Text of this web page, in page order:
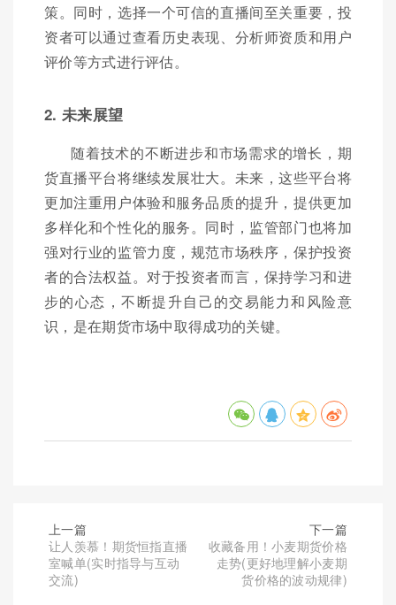
策。同时，选择一个可信的直播间至关重要，投
资者可以通过查看历史表现、分析师资质和用户
评价等方式进行评估。
2. 未来展望
随着技术的不断进步和市场需求的增长，期
货直播平台将继续发展壮大。未来，这些平台将
更加注重用户体验和服务品质的提升，提供更加
多样化和个性化的服务。同时，监管部门也将加
强对行业的监管力度，规范市场秩序，保护投资
者的合法权益。对于投资者而言，保持学习和进
步的心态，不断提升自己的交易能力和风险意
识，是在期货市场中取得成功的关键。
上一篇
让人羡慕！期货恒指直播
室喊单(实时指导与互动
交流)
下一篇
收藏备用！小麦期货价格
走势(更好地理解小麦期
货价格的波动规律)